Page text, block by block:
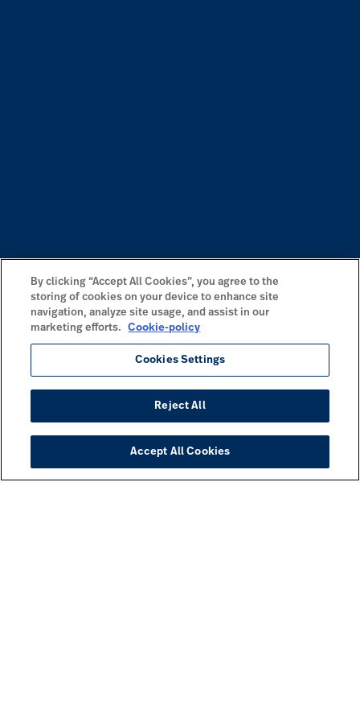
By clicking “Accept All Cookies”, you agree to the
storing of cookies on your device to enhance site
navigation, analyze site usage, and assist in our
marketing efforts.
Cookie-policy
Cookies Settings
Reject All
Accept All Cookies